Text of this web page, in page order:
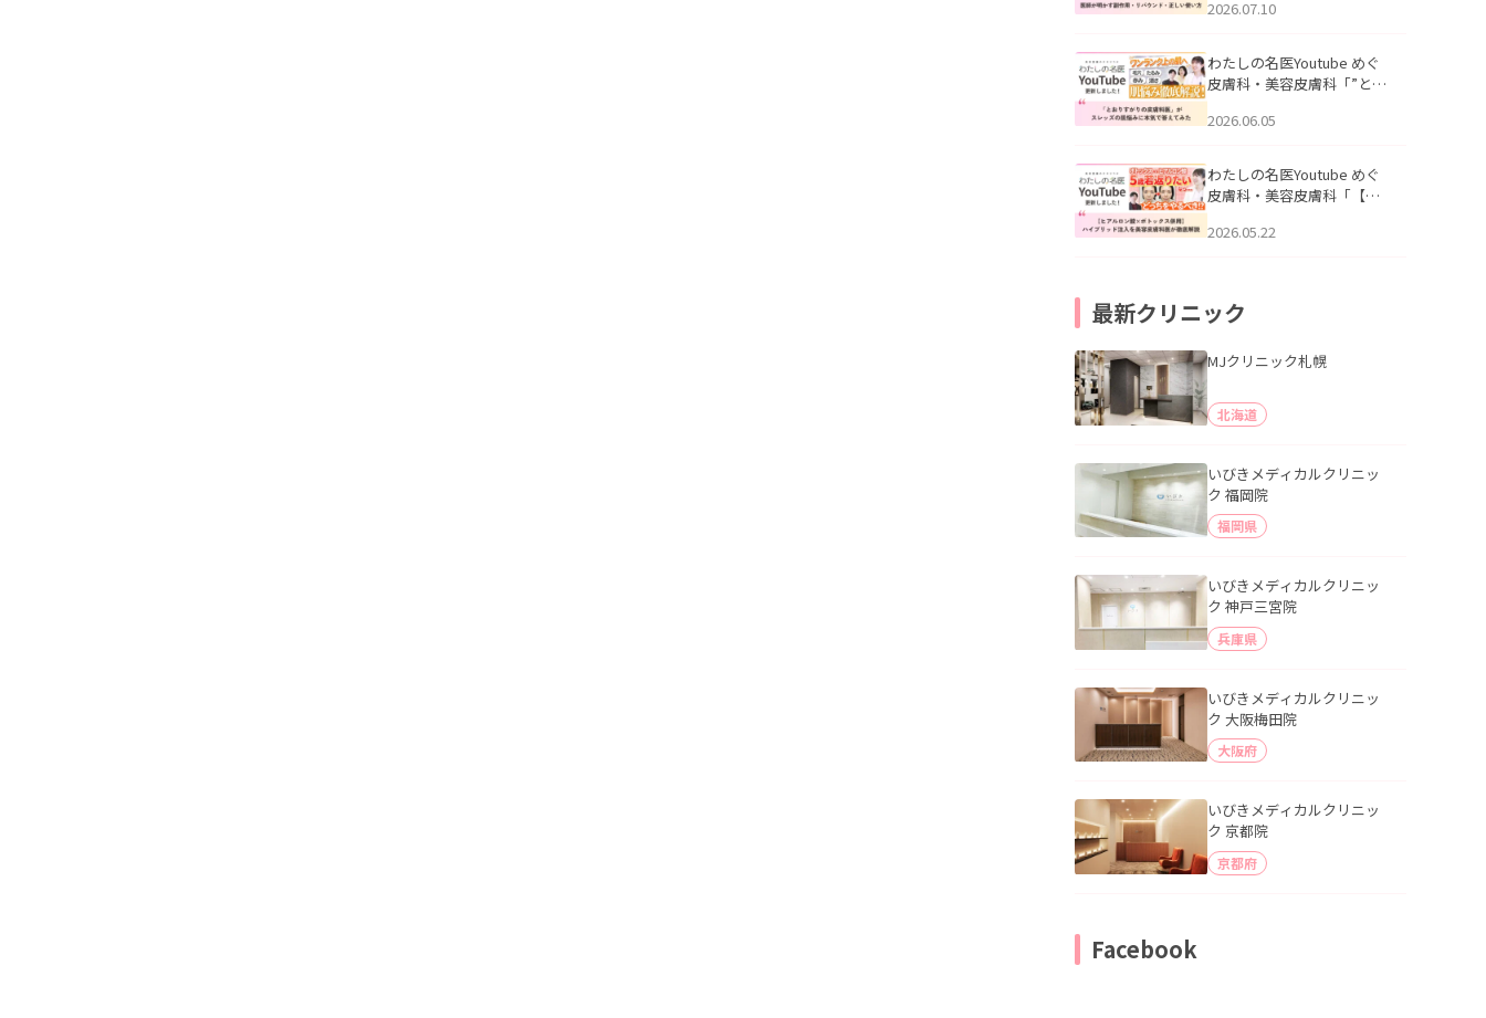
医師が明かす副作用・リバ
公開いたしました。
2026.07.10
わたしの名医Youtube めぐ
皮膚科・美容皮膚科「”とお
ッズの肌悩みに本気で答え
た。
2026.06.05
わたしの名医Youtube めぐ
皮膚科・美容皮膚科「【ヒ
用】ハイブリッド注入を美
2026.05.22
最新クリニック
MJクリニック札幌
北海道
いびきメディカルクリニッ
ク 福岡院
福岡県
いびきメディカルクリニッ
ク 神戸三宮院
兵庫県
いびきメディカルクリニッ
ク 大阪梅田院
大阪府
いびきメディカルクリニッ
ク 京都院
京都府
Facebook